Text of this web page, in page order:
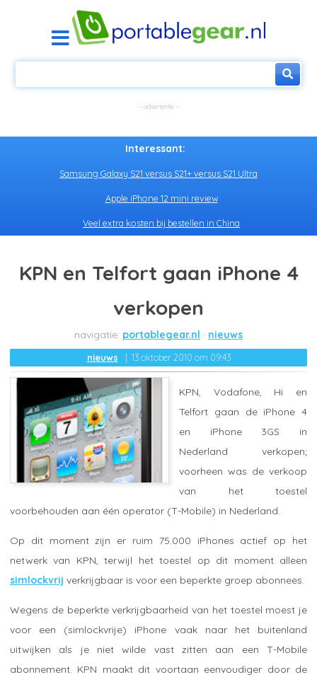
Interessant:
Samsung Galaxy S21 versus S21+ versus S21 Ultra
Apple iPhone 12 mini review
Veel extra kosten bij bestellen in China
KPN en Telfort gaan iPhone 4
verkopen
portablegear.nl nieuws
nieuws 13 oktober 2010 om 09:43
KPN, Vodafone, Hi en
Telfort gaan de iPhone 4
en iPhone 3GS in
Nederland verkopen;
voorheen was de verkoop
van het toestel
voorbehouden aan één operator (T-Mobile) in Nederland.
Op dit moment zijn er ruim 75.000 iPhones actief op het
netwerk van KPN, terwijl het toestel op dit moment alleen
simlockvrij verkrijgbaar is voor een beperkte groep abonnees.
Wegens de beperkte verkrijgbaarheid van het toestel moest je
voor een (simlockvrije) iPhone vaak naar het buitenland
uitwijken als je niet wilde vast zitten aan een T-Mobile
abonnement. KPN maakt dit voortaan eenvoudiger door de